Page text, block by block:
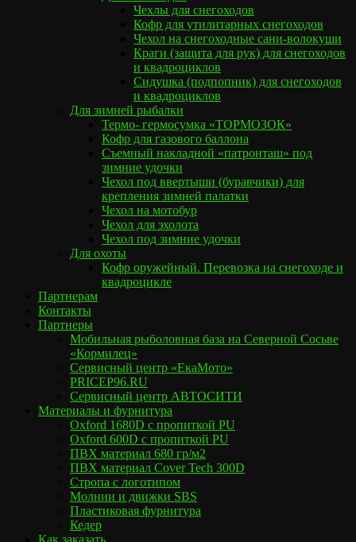
Чехлы для снегоходов
Кофр для утилитарных снегоходов
Чехол на снегоходные сани-волокуши
Краги (защита для рук) для снегоходов
и квадроциклов
Сидушка (подпопник) для снегоходов
и квадроциклов
Для зимней рыбалки
Термо- гермосумка «ТОРМОЗОК»
Кофр для газового баллона
Съемный накладной «патронташ» под
зимние удочки
Чехол под ввертыши (буравчики) для
крепления зимней палатки
Чехол на мотобур
Чехол для эхолота
Чехол под зимние удочки
Для охоты
Кофр оружейный. Перевозка на снегоходе и
квадроцикле
Партнерам
Контакты
Партнеры
Мобильная рыболовная база на Северной Сосьве
«Кормилец»
Cервисный центр «ЕкаМото»
PRICEP96.RU
Сервисный центр АВТОСИТИ
Материалы и фурнитура
Oxford 1680D с пропиткой PU
Oxford 600D с пропиткой PU
ПВХ материал 680 гр/м2
ПВХ материал Cover Tech 300D
Стропа с логотипом
Молнии и движки SBS
Пластиковая фурнитура
Кедер